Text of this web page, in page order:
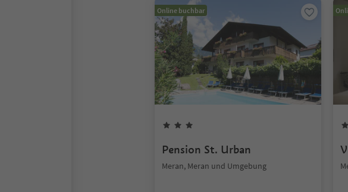
Online buchbar
Pension St. Urban
Meran, Meran und Umgebung